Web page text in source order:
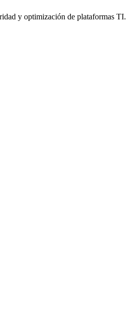
y optimización de plataformas TI.